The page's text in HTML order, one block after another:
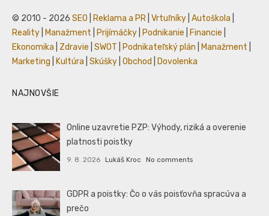
© 2010 - 2026 SEO Reklama a PR Vrtuľníky Autoškola
Reality
Manažment Prijímáčky Podnikanie Financie
Ekonomika
Zdravie SWOT Podnikateľský plán Manažment
Marketing
Kultúra Skúšky Obchod Dovolenka
NAJNOVŠIE
Online uzavretie PZP: Výhody, riziká a overenie
platnosti poistky
9. 8. 2026 Lukáš Kroc No comments
GDPR a poistky: Čo o vás poisťovňa spracúva a
prečo